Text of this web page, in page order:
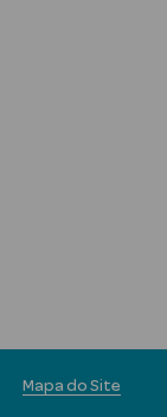
Mapa do Site